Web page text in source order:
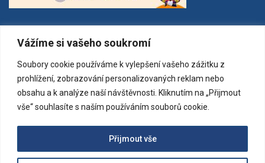
Vážíme si vašeho soukromí
Soubory cookie používáme k vylepšení vašeho zážitku z
prohlížení, zobrazování personalizovaných reklam nebo
obsahu a k analýze naší návštěvnosti. Kliknutím na „Přijmout
vše“ souhlasíte s naším používáním souborů cookie.
Přijmout vše